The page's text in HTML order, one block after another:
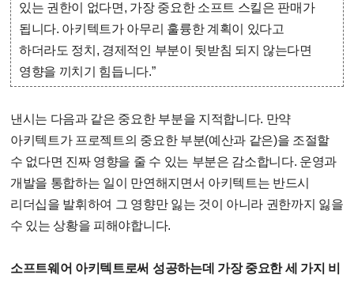
있는 권한이 없다면, 가장 중요한 소프트 스킬은 판매가
됩니다. 아키텍트가 아무리 훌륭한 계획이 있다고
하더라도 정치, 경제적인 부분이 뒷받침 되지 않는다면
영향을 끼치기 힘듭니다.”
낸시는 다음과 같은 중요한 부분을 지적합니다. 만약
아키텍트가 프로젝트의 중요한 부분(예산과 같은)을 조절할
수 없다면 진짜 영향을 줄 수 있는 부분은 감소합니다. 운영과
개발을 통합하는 일이 만연해지면서 아키텍트는 반드시
리더십을 발휘하여 그 영향만 잃는 것이 아니라 권한까지 잃을
수 있는 상황을 피해야합니다.
소프트웨어 아키텍트로써 성공하는데 가장 중요한 세 가지 비